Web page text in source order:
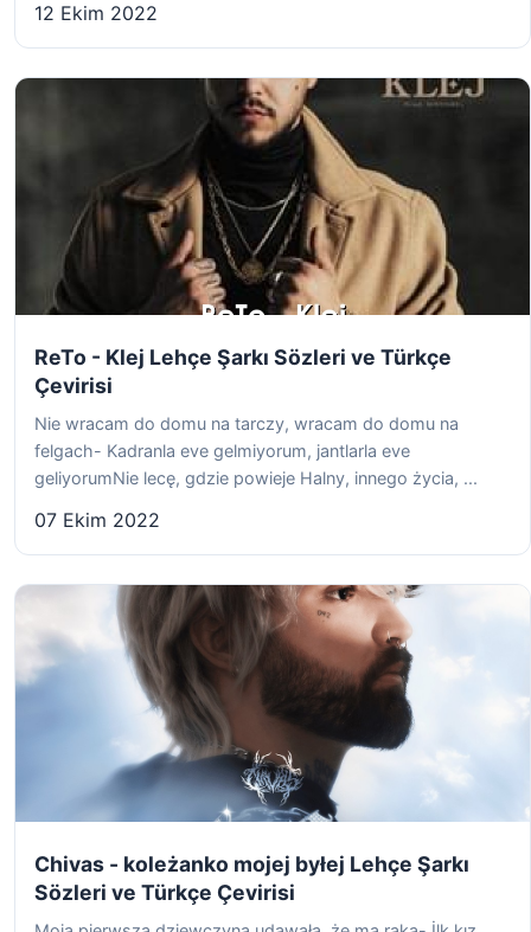
12 Ekim 2022
ReTo - Klej Lehçe Şarkı Sözleri ve Türkçe
Çevirisi
Nie wracam do domu na tarczy, wracam do domu na
felgach- Kadranla eve gelmiyorum, jantlarla eve
geliyorumNie lecę, gdzie powieje Halny, innego życia, ...
07 Ekim 2022
Chivas - koleżanko mojej byłej Lehçe Şarkı
Sözleri ve Türkçe Çevirisi